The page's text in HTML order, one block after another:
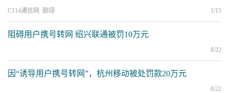
C114通信网 颜翊 1/15
阻碍用户携号转网 绍兴联通被罚10万元
8/22
因“诱导用户携号转网”，杭州移动被处罚款20万元
8/22